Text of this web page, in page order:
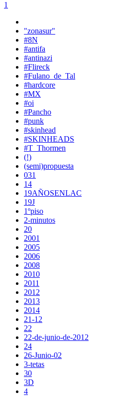
1
"zonasur"
#8N
#antifa
#antinazi
#Flireck
#Fulano_de_Tal
#hardcore
#MX
#oi
#Pancho
#punk
#skinhead
#SKINHEADS
#T_Thormen
(!)
(semi)propuesta
031
14
19AÑOSENLAC
19J
1ºpiso
2-minutos
20
2001
2005
2006
2008
2010
2011
2012
2013
2014
21-12
22
22-de-junio-de-2012
24
26-Junio-02
3-tetas
30
3D
4